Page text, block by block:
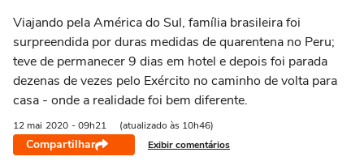
Viajando pela América do Sul, família brasileira foi
surpreendida por duras medidas de quarentena no Peru;
teve de permanecer 9 dias em hotel e depois foi parada
dezenas de vezes pelo Exército no caminho de volta para
casa - onde a realidade foi bem diferente.
12 mai 2020 - 09h21 (atualizado às 10h46)
Compartilhar Exibir comentários